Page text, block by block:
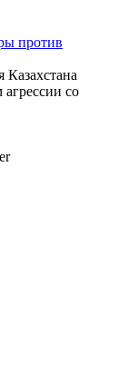
против
Казахстана
со